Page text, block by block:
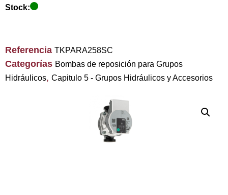
Stock:
Referencia TKPARA258SC
Categorías Bombas de reposición para Grupos
Hidráulicos, Capitulo 5 - Grupos Hidráulicos y Accesorios